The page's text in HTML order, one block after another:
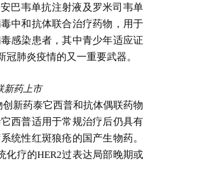
巴韦单抗注射液及罗米司韦单
中和抗体联合治疗药物，用于
感染患者，其中青少年适应证
肺炎疫情的又一重要武器。
新药上市
新药泰它西普和抗体偶联药物
西普适用于常规治疗后仍具有
统性红斑狼疮的国产生物药。
疗的HER2过表达局部晚期或